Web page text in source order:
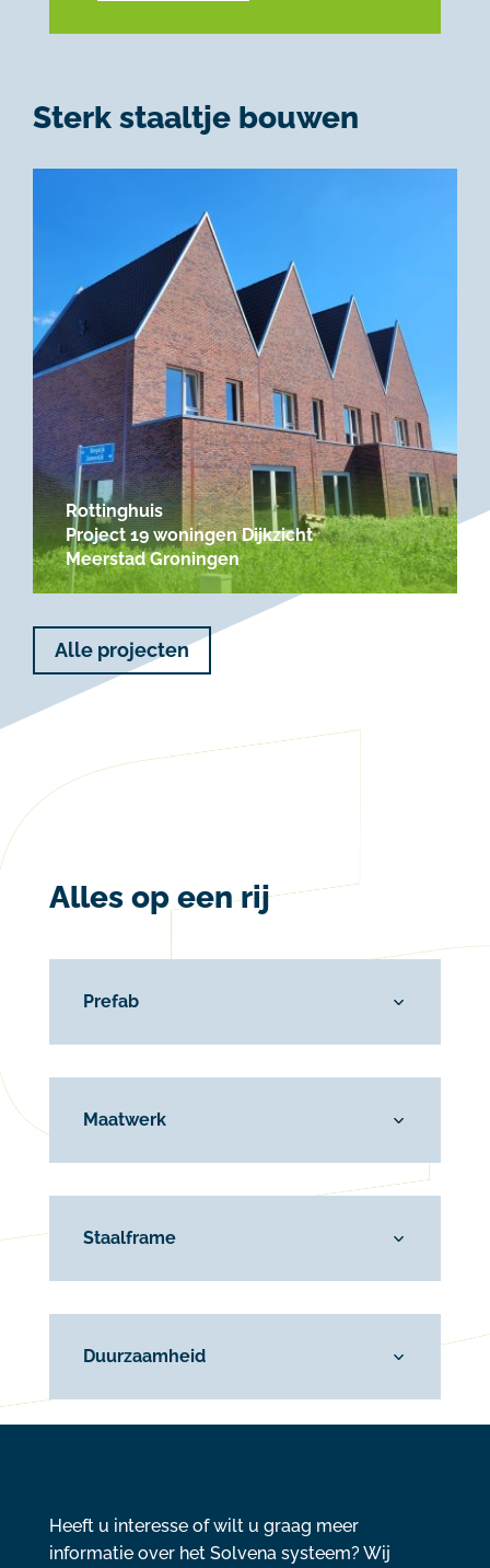
Sterk staaltje bouwen
Rottinghuis
Project 19 woningen Dijkzicht
Meerstad Groningen
Alle projecten
Alles op een rij
Prefab
Maatwerk
Staalframe
Duurzaamheid
Heeft u interesse of wilt u graag meer
informatie over het Solvena systeem? Wij